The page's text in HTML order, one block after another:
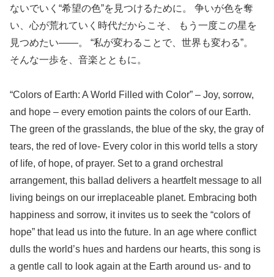
ないでいく“希望の色”を見つけるために。 争いが色を奪
い、心が荒れていく時代だからこそ、 もう一度この星を
見つめたい――。 “私が変わることで、世界も変わる”。
そんな一歩を、音楽とともに。
“Colors of Earth: A World Filled with Color” – Joy, sorrow,
and hope – every emotion paints the colors of our Earth.
The green of the grasslands, the blue of the sky, the gray of
tears, the red of love- Every color in this world tells a story
of life, of hope, of prayer. Set to a grand orchestral
arrangement, this ballad delivers a heartfelt message to all
living beings on our irreplaceable planet. Embracing both
happiness and sorrow, it invites us to seek the “colors of
hope” that lead us into the future. In an age where conflict
dulls the world’s hues and hardens our hearts, this song is
a gentle call to look again at the Earth around us- and to